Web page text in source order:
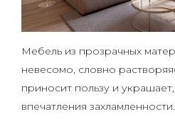
Мебель из прозрачных
невесомо, словно
приносит пользу и
впечатления захламленности.